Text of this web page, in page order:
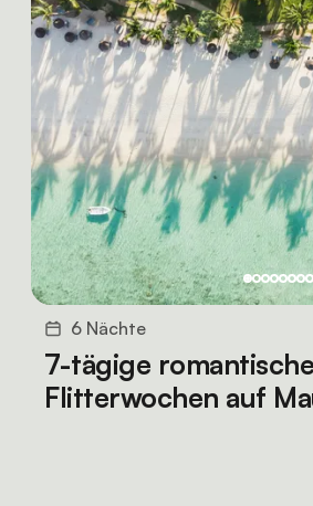
6 Nächte
7-tägige romantische
Flitterwochen auf